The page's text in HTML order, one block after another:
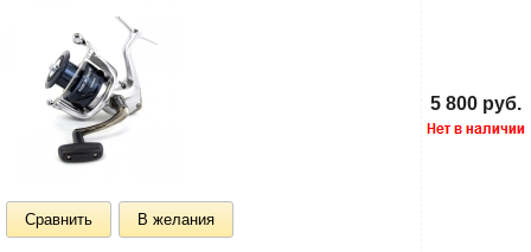
Сравнить В желания
5 800 руб.